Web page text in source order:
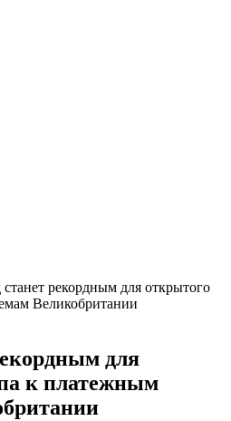
станет рекордным для открытого
Великобритании
для
к платежным